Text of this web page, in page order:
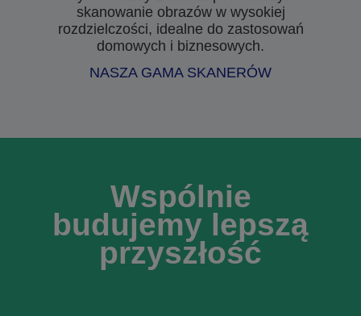
skanowanie obrazów w wysokiej
rozdzielczości, idealne do zastosowań
domowych i biznesowych.
NASZA GAMA SKANERÓW
Wspólnie
budujemy lepszą
przyszłość